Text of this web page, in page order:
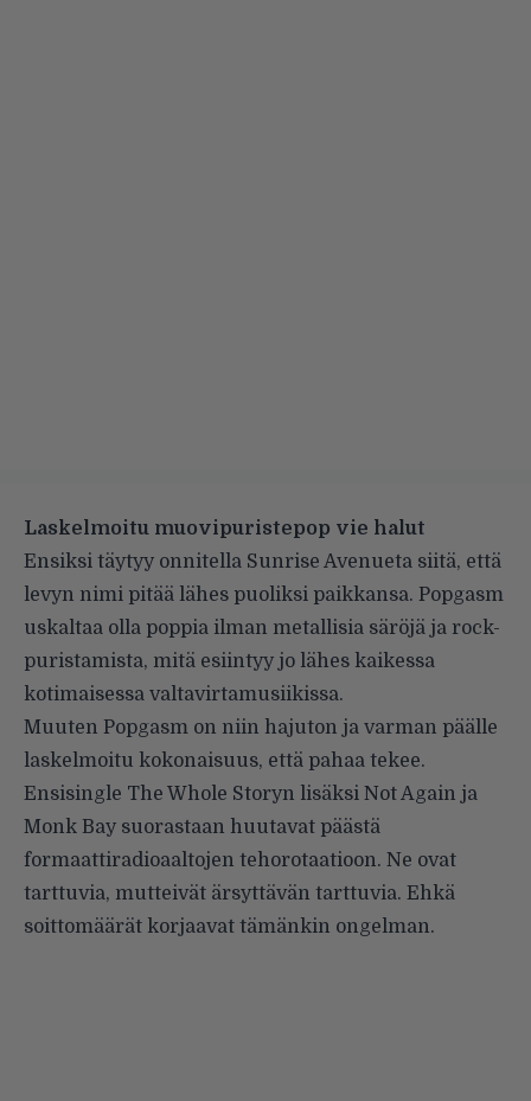
Laskelmoitu muovipuristepop vie halut
Ensiksi täytyy onnitella Sunrise Avenueta siitä, että
levyn nimi pitää lähes puoliksi paikkansa. Popgasm
uskaltaa olla poppia ilman metallisia säröjä ja rock-
puristamista, mitä esiintyy jo lähes kaikessa
kotimaisessa valtavirtamusiikissa.
Muuten Popgasm on niin hajuton ja varman päälle
laskelmoitu kokonaisuus, että pahaa tekee.
Ensisingle The Whole Storyn lisäksi Not Again ja
Monk Bay suorastaan huutavat päästä
formaattiradioaaltojen tehorotaatioon. Ne ovat
tarttuvia, mutteivät ärsyttävän tarttuvia. Ehkä
soittomäärät korjaavat tämänkin ongelman.